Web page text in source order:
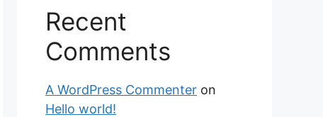
Recent
Comments
A WordPress Commenter on
Hello world!